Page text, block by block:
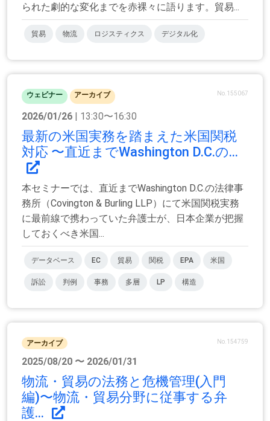
られた劇的な変化までを赤裸々に語ります。貿易...
貿易 物流 ロジスティクス デジタル化
ウェビナー アーカイブ No.155067
2026/01/26 | 13:30〜16:30
最新の米国実務を踏まえた米国関税
対応 〜直近までWashington D.C.の...
本セミナーでは、直近までWashington D.C.の法律事
務所（Covington & Burling LLP）にて米国関税実務
に最前線で携わっていた弁護士が、日本企業が把握
しておくべき米国...
データベース EC 貿易 関税 EPA 米国
訴訟 判例 事務 多層 LP 構造
アーカイブ No.154759
2025/08/20 〜 2026/01/31
物流・貿易の法務と危機管理(入門
編)〜物流・貿易分野に従事する弁
護...